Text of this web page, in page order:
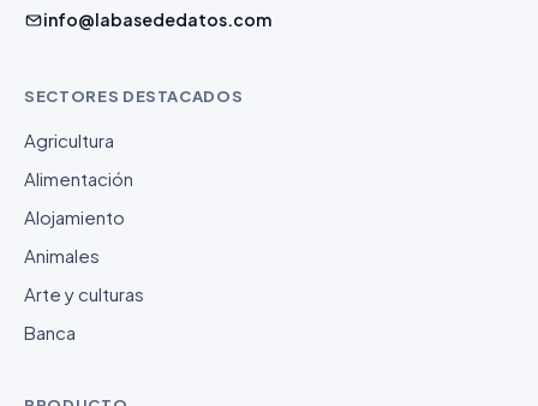
info@labasededatos.com
SECTORES DESTACADOS
Agricultura
Alimentación
Alojamiento
Animales
Arte y culturas
Banca